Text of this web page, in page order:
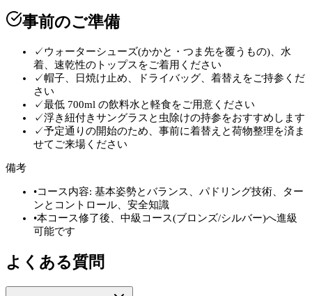
事前のご準備
✓ウォーターシューズ(かかと・つま先を覆うもの)、水
着、速乾性のトップスをご着用ください
✓帽子、日焼け止め、ドライバッグ、着替えをご持参くだ
さい
✓最低 700ml の飲料水と軽食をご用意ください
✓浮き紐付きサングラスと虫除けの持参をおすすめします
✓予定通りの開始のため、事前に着替えと荷物整理を済ま
せてご来場ください
備考
•コース内容: 基本姿勢とバランス、パドリング技術、ター
ンとコントロール、安全知識
•本コース修了後、中級コース(ブロンズ/シルバー)へ進級
可能です
よくある質問